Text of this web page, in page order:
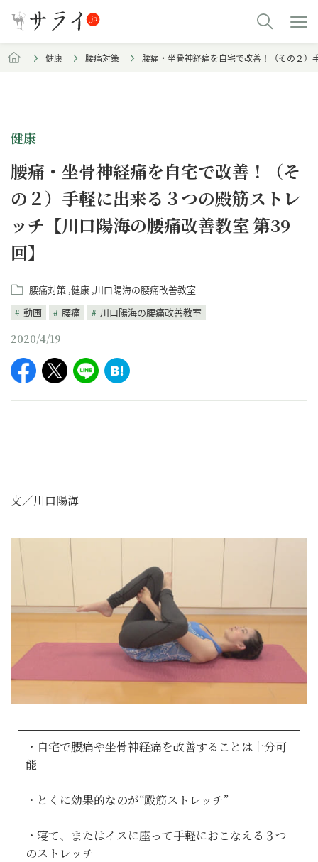
健康 腰痛対策 腰痛・坐骨神経痛を自宅で改善！（その２
健康
腰痛・坐骨神経痛を自宅で改善！（そ
の２）手軽に出来る３つの殿筋ストレ
ッチ【川口陽海の腰痛改善教室 第39
回】
腰痛対策 健康 川口陽海の腰痛改善教室
動画
腰痛 川口陽海の腰痛改善教室
2020/4/19
文／川口陽海
・自宅で腰痛や坐骨神経痛を改善することは十分可
能
・とくに効果的なのが“殿筋ストレッチ”
・寝て、またはイスに座って手軽におこなえる３つ
のストレッチ